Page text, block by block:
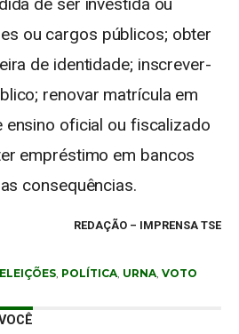
ou cargos públicos; obter
de identidade; inscrever-
renovar matrícula em
ensino oficial ou fiscalizado
empréstimo em bancos
consequências.
REDAÇÃO – IMPRENSA TSE
ELEIÇÕES, POLÍTICA, URNA, VOTO